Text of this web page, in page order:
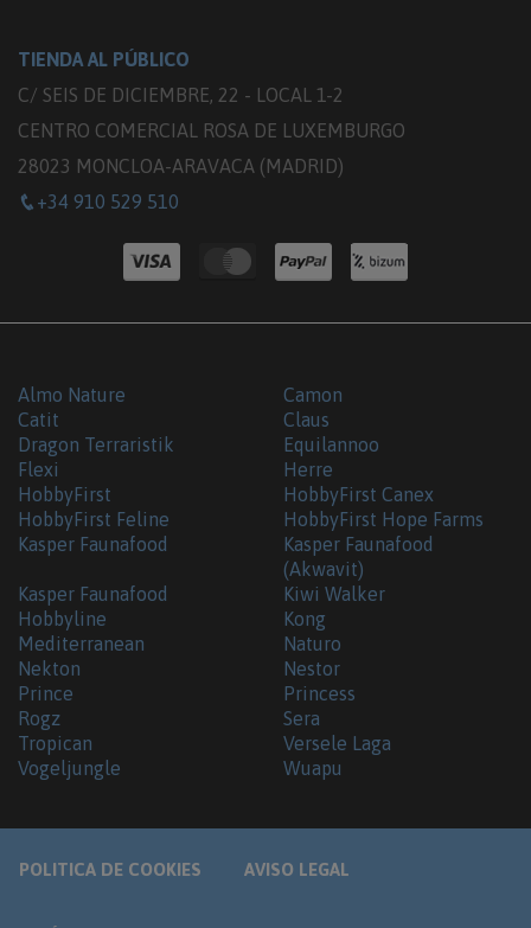
TIENDA AL PÚBLICO
C/ SEIS DE DICIEMBRE, 22 - LOCAL 1-2
CENTRO COMERCIAL ROSA DE LUXEMBURGO
28023 MONCLOA-ARAVACA (MADRID)
+34 910 529 510
Almo Nature
Camon
Catit
Claus
Dragon Terraristik
Equilannoo
Flexi
Herre
HobbyFirst
HobbyFirst Canex
HobbyFirst Feline
HobbyFirst Hope Farms
Kasper Faunafood
Kasper Faunafood
(Akwavit)
Kasper Faunafood
Hobbyline
Kiwi Walker
Kong
Mediterranean
Naturo
Nekton
Nestor
Prince
Princess
Rogz
Sera
Tropican
Versele Laga
Vogeljungle
Wuapu
POLITICA DE COOKIES AVISO LEGAL